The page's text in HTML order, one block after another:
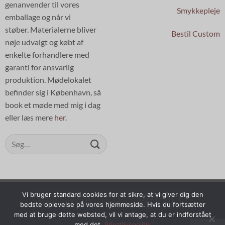
genanvender til vores
emballage og når vi
støber. Materialerne bliver
nøje udvalgt og købt af
enkelte forhandlere med
garanti for ansvarlig
produktion. Mødelokalet
befinder sig i København, så
book et møde med mig i dag
eller læs mere her.
efter:
Smykkepleje
Bestil Custom
OFTE STILLEDE SPØRGSMÅL
HANDELSBETINGELSER
Vi bruger standard cookies for at sikre, at vi giver dig den
bedste oplevelse på vores hjemmeside. Hvis du fortsætter
med at bruge dette websted, vil vi antage, at du er indforstået